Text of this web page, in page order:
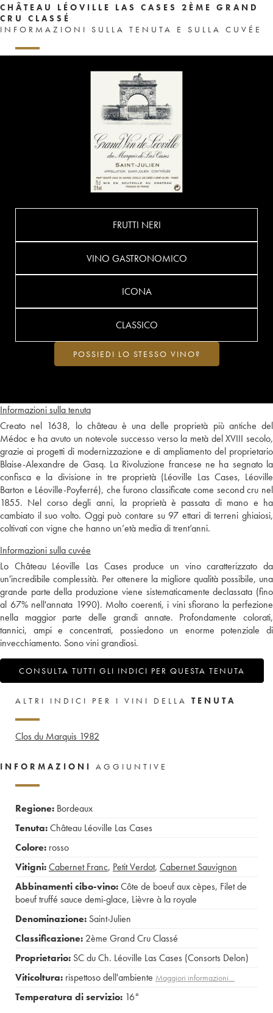
CHÂTEAU LÉOVILLE LAS CASES 2ÈME GRAND
CRU CLASSÉ
INFORMAZIONI SULLA TENUTA E SULLA CUVÉE
Informazioni sulla tenuta
Creato nel 1638, lo château è una delle proprietà più antiche del
Médoc e ha avuto un notevole successo verso la metà del XVIII secolo,
grazie ai progetti di modernizzazione e di ampliamento del proprietario
Blaise-Alexandre de Gasq. La Rivoluzione francese ne ha segnato la
confisca e la divisione in tre proprietà (Léoville Las Cases, Léoville
Barton e Léoville-Poyferré), che furono classificate come second cru nel
1855. Nel corso degli anni, la proprietà è passata di mano e ha
cambiato il suo volto. Oggi può contare su 97 ettari di terreni ghiaiosi,
coltivati con vigne che hanno un’età media di trent’anni.
Informazioni sulla cuvée
Lo Château Léoville Las Cases produce un vino caratterizzato da
un'incredibile complessità. Per ottenere la migliore qualità possibile, una
grande parte della produzione viene sistematicamente declassata (fino
al 67% nell'annata 1990). Molto coerenti, i vini sfiorano la perfezione
nella maggior parte delle grandi annate. Profondamente colorati,
tannici, ampi e concentrati, possiedono un enorme potenziale di
invecchiamento. Sono vini grandiosi.
CONSULTA TUTTI GLI INDICI PER QUESTA TENUTA
FRUTTI NERI
VINO GASTRONOMICO
ICONA
CLASSICO
POSSIEDI LO STESSO VINO?
ALTRI INDICI PER I VINI DELLA TENUTA
Clos du Marquis 1982
INFORMAZIONI AGGIUNTIVE
Regione: Bordeaux
Tenuta:Château Léoville Las Cases
Colore: rosso
Vitigni:Cabernet Franc, Petit Verdot, Cabernet Sauvignon
Abbinamenti cibo-vino:Côte de boeuf aux cèpes, Filet de
boeuf truffé sauce demi-glace, Lièvre à la royale
Denominazione: Saint-Julien
Classificazione: 2ème Grand Cru Classé
Proprietario: SC du Ch. Léoville Las Cases (Consorts Delon)
Viticoltura: rispettoso dell'ambiente Maggiori informazioni…
Temperatura di servizio: 16°